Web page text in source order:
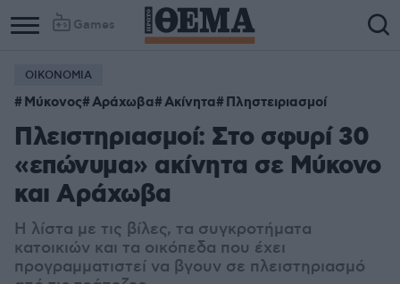
Games
ΟΙΚΟΝΟΜΙΑ
Μύκονος Αράχωβα Ακίνητα Πληστειριασμοί
Πλειστηριασμοί: Στο σφυρί 30
«επώνυμα» ακίνητα σε Μύκονο
και Αράχωβα
Η λίστα με τις βίλες, τα συγκροτήματα
κατοικιών και τα οικόπεδα που έχει
προγραμματιστεί να βγουν σε πλειστηριασμό